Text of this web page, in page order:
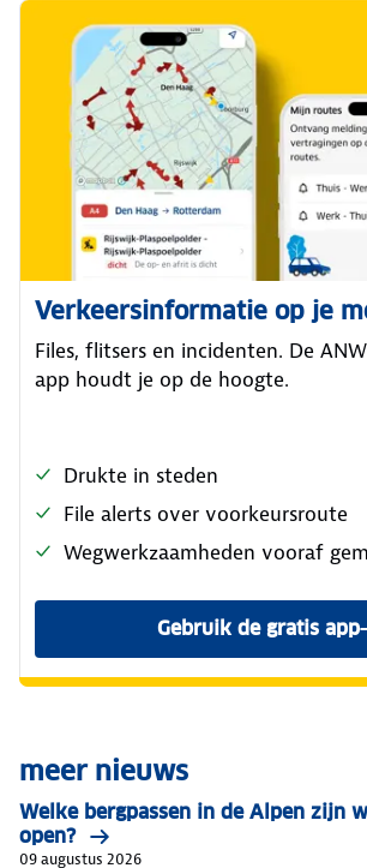
Verkeersinformatie op je
Files, flitsers en incidenten. De
app houdt je op de hoogte.
Drukte in steden
File alerts over voorkeursroute
Wegwerkzaamheden vooraf
Gebruik de gratis app
meer nieuws
Welke bergpassen in de Alpen zijn
open?
09 augustus 2026